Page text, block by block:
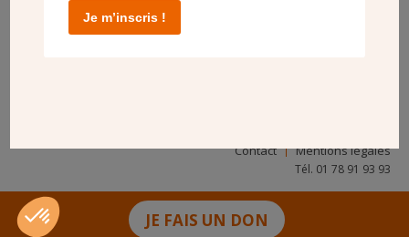
JE FAIS UN DON
Contact Mentions légales
Tél. 01 78 91 93 93
Je m’inscris !